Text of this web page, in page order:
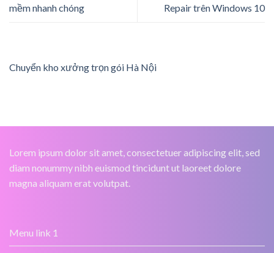
mềm nhanh chóng
Repair trên Windows 10
Chuyển kho xưởng trọn gói Hà Nội
Lorem ipsum dolor sit amet, consectetuer adipiscing elit, sed
diam nonummy nibh euismod tincidunt ut laoreet dolore
magna aliquam erat volutpat.
Menu link 1